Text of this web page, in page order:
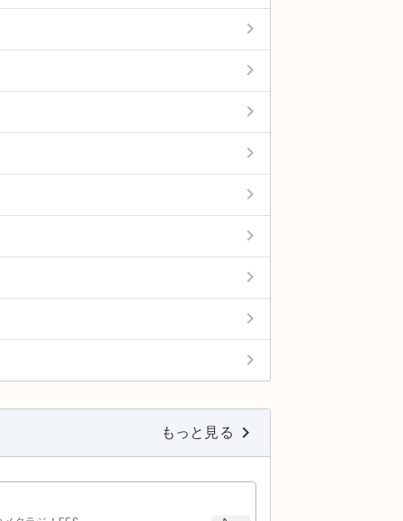
keyboard_arrow_right
keyboard_arrow_right
keyboard_arrow_right
keyboard_arrow_right
keyboard_arrow_right
keyboard_arrow_right
keyboard_arrow_right
keyboard_arrow_right
keyboard_arrow_right
もっと見る keyboard_arrow_right